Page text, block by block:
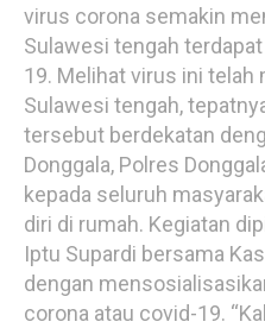
virus corona semakin
Sulawesi tengah
19. Melihat virus ini telah
Sulawesi tengah,
tersebut berdekatan
Donggala, Polres
kepada seluruh
diri di rumah. Kegiatan
Iptu Supardi bersama
dengan
corona atau covid-19.